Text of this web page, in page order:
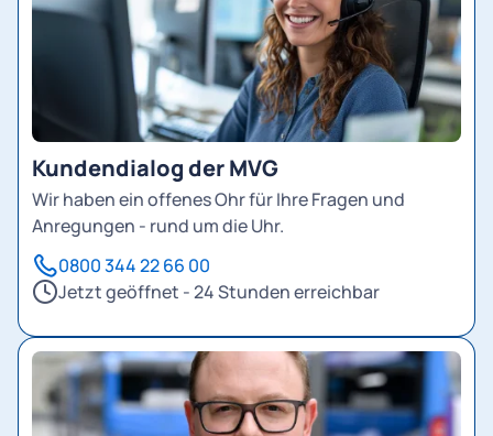
Kundendialog der MVG
Wir haben ein offenes Ohr für Ihre Fragen und
Anregungen - rund um die Uhr.
0800 344 22 66 00
Jetzt geöffnet - 24 Stunden erreichbar